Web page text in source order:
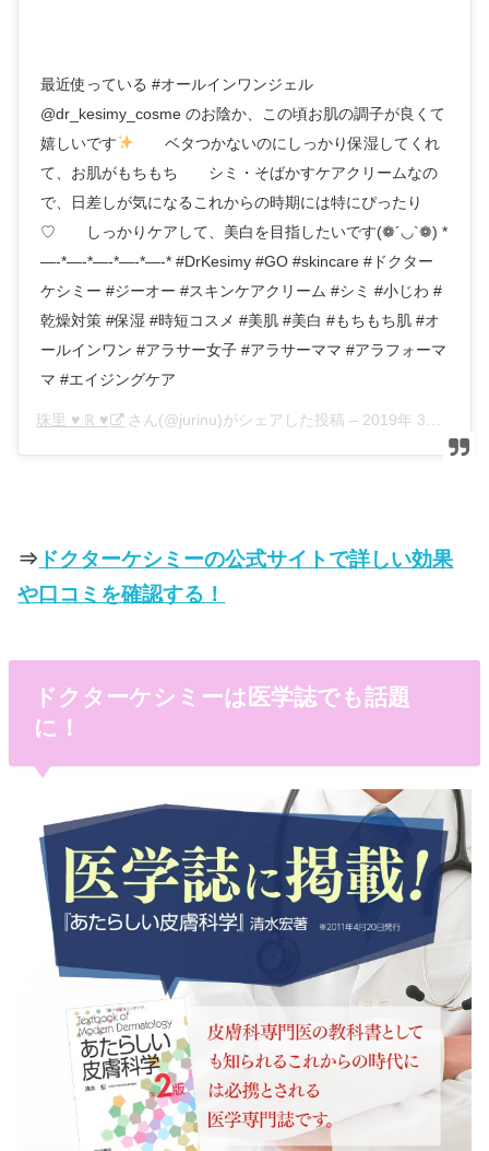
最近使っている #オールインワンジェル
@dr_kesimy_cosme のお陰か、この頃お肌の調子が良くて
嬉しいです
⠀ ⠀ ベタつかないのにしっかり保湿してくれ
て、お肌がもちもち⠀ ⠀ シミ・そばかすケアクリームなの
で、日差しが気になるこれからの時期には特にぴったり
♡⠀ ⠀ しっかりケアして、美白を目指したいです(❁´◡`❁) *
—-*—-*—-*—-*—-* #DrKesimy #GO #skincare #ドクター
ケシミー #ジーオー #スキンケアクリーム #シミ #小じわ #
乾燥対策 #保湿 #時短コスメ #美肌 #美白 #もちもち肌 #オ
ールインワン #アラサー女子 #アラサーママ #アラフォーマ
マ #エイジングケア
珠里 ♥︎ ℝ ♥︎ さん(@jurinu)がシェアした投稿 – 2019年 3月月27日午前5時02分PDT
⇒ ドクターケシミーの公式サイトで詳しい効果
や口コミを確認する！
ドクターケシミーは医学誌でも話題
に！